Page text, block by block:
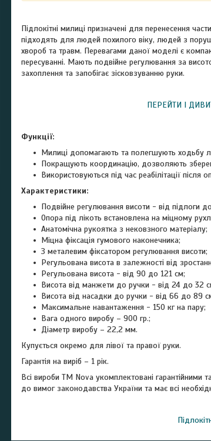
Підлокітні милиці призначені для перенесення
підходять для людей похилого віку, людей з
хвороб та травм. Перевагами даної моделі є
пересуванні. Мають подвійне регулювання за
захоплення та запобігає зісковзуванню руки.
ПЕРЕЙТИ І
Функції:
Милиці допомагають та полегшують ходьбу
Покращують координацію, дозволяють
Використовуються під час реабілітації після
Характеристики:
Подвійне регулювання висоти - від підлоги
Опора під лікоть встановлена на міцному
Анатомічна рукоятка з нековзного матеріалу;
Міцна фіксація гумового наконечника;
З металевим фіксатором регулювання висоти;
Регульована висота в залежності від
Регульована висота - від 90 до 121 см;
Висота від манжети до ручки - від 24 до 32
Висота від насадки до ручки - від 66 до 89
Максимальне навантаження - 150 кг на пару;
Вага одного виробу – 900 гр.;
Діаметр виробу – 22,2 мм.
Купується окремо для лівої та правої руки.
Гарантія на виріб – 1 рік.
Всі вироби ТМ Nova укомплектовані гарантійними
до вимог законодавства України та має всі